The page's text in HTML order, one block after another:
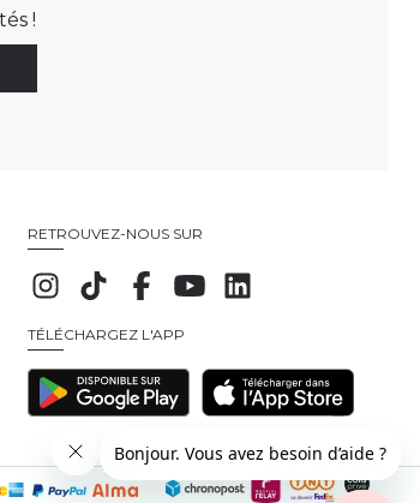
!
RETROUVEZ-NOUS SUR
TÉLÉCHARGEZ L'APP